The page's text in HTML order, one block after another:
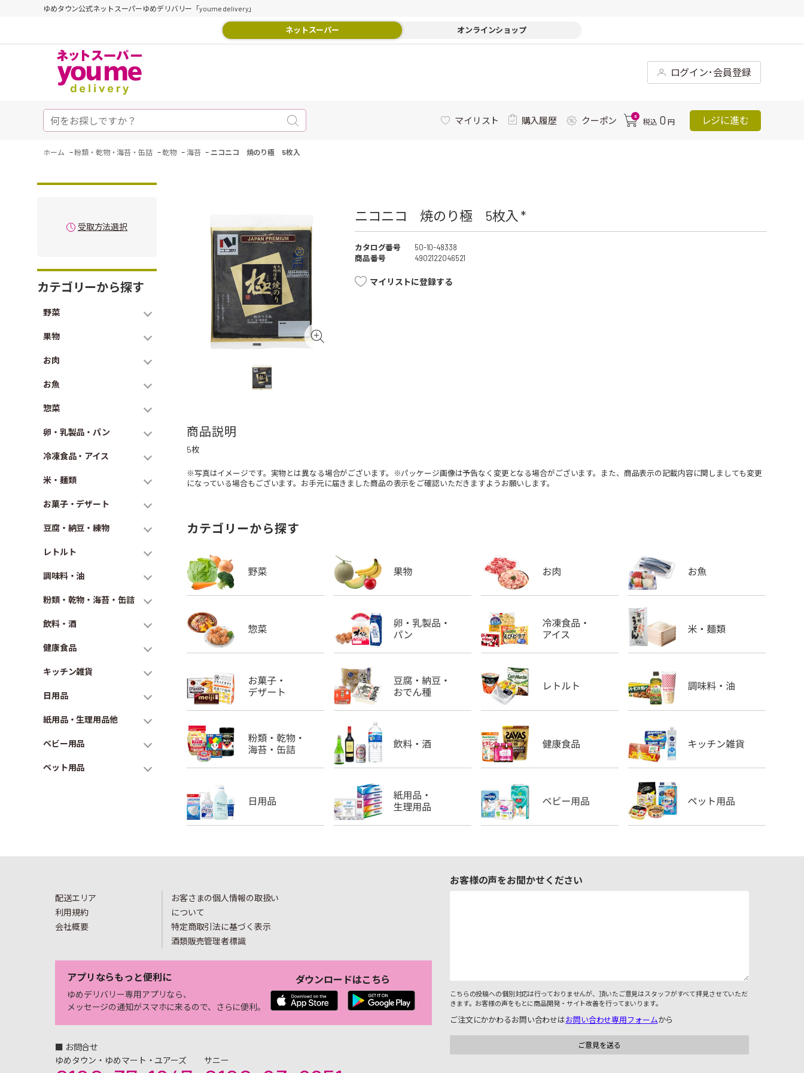
ゆめタウン公式ネットスーパーゆめデリバリー「youme delivery」
ネットスーパー オンラインショップ
ログイン･会員登録
マイリスト 購入履歴 クーポン 0
税込 0 円 レジに進む
ホーム -粉類・乾物・海苔・缶詰 -乾物 - 海苔 - ニコニコ 焼のり極 5枚入
受取方法選択
カテゴリーから探す
野菜
果物
お肉
お魚
惣菜
卵・乳製品・パン
冷凍食品・アイス
米・麺類
お菓子・デザート
豆腐・納豆・練物
レトルト
調味料・油
粉類・乾物・海苔・缶詰
飲料・酒
健康食品
キッチン雑貨
日用品
紙用品・生理用品他
ベビー用品
ペット用品
ニコニコ 焼のり極 5枚入 *
カタログ番号
50-10-48338
商品番号
4902122046521
マイリストに登録する
商品説明
5枚
※写真はイメージです。実物とは異なる場合がございます。※パッケージ画像は予告なく変更となる場合がございます。また、商品表示の記載内容に関しましても変更
になっている場合もございます。お手元に届きました商品の表示をご確認いただきますようお願いします。
カテゴリーから探す
配送エリア
利用規約
会社概要
お客さまの個人情報の取扱い
について
特定商取引法に基づく表示
酒類販売管理者標識
アプリならもっと便利に
ゆめデリバリー専用アプリなら、
メッセージの通知がスマホに来るので、さらに便利。
ダウンロードはこちら
■ お問合せ
ゆめタウン・ゆめマート・ユアーズ
サニー
お客様の声をお聞かせください
こちらの投稿への個別対応は行っておりませんが、頂いたご意見はスタッフがすべて拝見させていただ
きます。お客様の声をもとに商品開発・サイト改善を行ってまいります。
ご注文にかかわるお問い合わせはお問い合わせ専用フォームから